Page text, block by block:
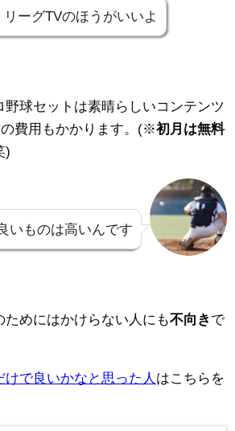
リーグTVのほうがいいよ
野球セットは素晴らしいコンテンツ
の費用もかかります。(※初月は無料
)
いものは高いんです
ためにはかけらない人にも不向き で
で良いかなと思った人 はこちらを